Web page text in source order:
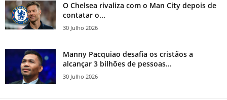
O Chelsea rivaliza com o Man City depois de
contatar o...
30 Julho 2026
Manny Pacquiao desafia os cristãos a
alcançar 3 bilhões de pessoas...
30 Julho 2026